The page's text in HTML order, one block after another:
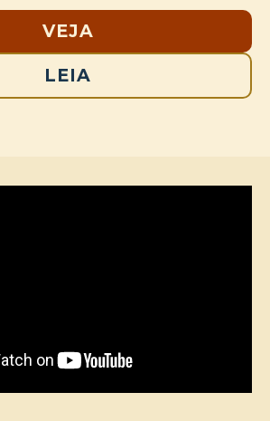
VEJA
LEIA